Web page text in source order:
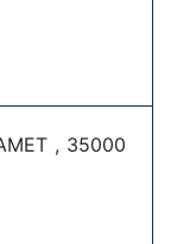
, 35000